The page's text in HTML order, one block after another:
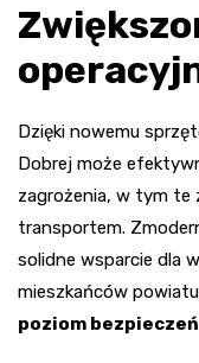
Dzięki nowemu
Dobrej może
zagrożenia, w tym te
transportem.
solidne wsparcie dla
mieszkańców
poziom